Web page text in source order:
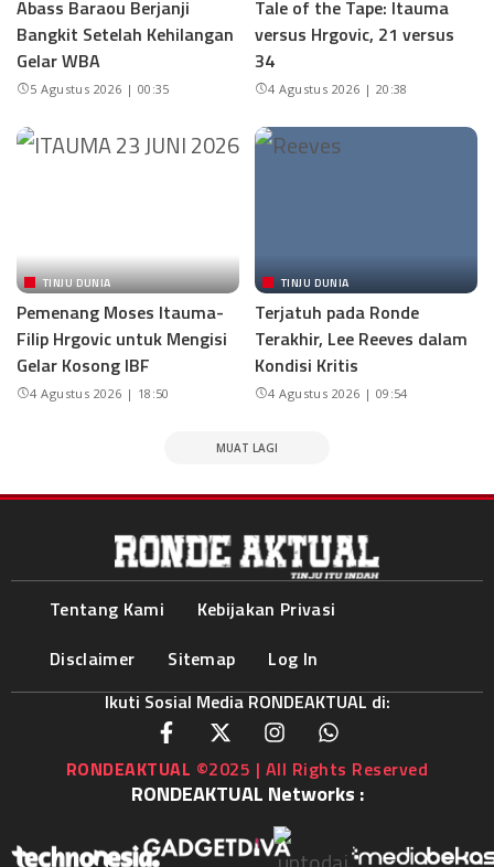
Abass Baraou Berjanji
Bangkit Setelah Kehilangan
Gelar WBA
5 Agustus 2026 | 00:35
Tale of the Tape: Itauma
versus Hrgovic, 21 versus
34
4 Agustus 2026 | 20:38
TINJU DUNIA
Pemenang Moses Itauma-
Filip Hrgovic untuk Mengisi
Gelar Kosong IBF
4 Agustus 2026 | 18:50
TINJU DUNIA
Terjatuh pada Ronde
Terakhir, Lee Reeves dalam
Kondisi Kritis
4 Agustus 2026 | 09:54
MUAT LAGI
Tentang Kami
Kebijakan Privasi
Disclaimer
Sitemap
Log In
Ikuti Sosial Media RONDEAKTUAL di:
RONDEAKTUAL ©2025 | All Rights Reserved
RONDEAKTUAL Networks :